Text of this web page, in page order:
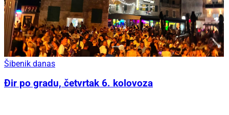
Šibenik danas
Đir po gradu, četvrtak 6. kolovoza